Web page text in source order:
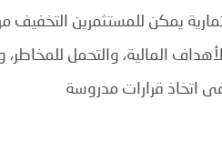
يمكن للمستثمرين التخفيف
المالية، والتحمل
اتخاذ قرارات مدروسة